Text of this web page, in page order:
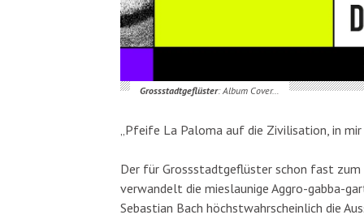
Grossstadtgeflüster: Album Cover…
„Pfeife La Paloma auf die Zivilisation, in
Der für Grossstadtgeflüster schon fast zum
verwandelt die mieslaunige Aggro-gabba-
Sebastian Bach höchstwahrscheinlich die